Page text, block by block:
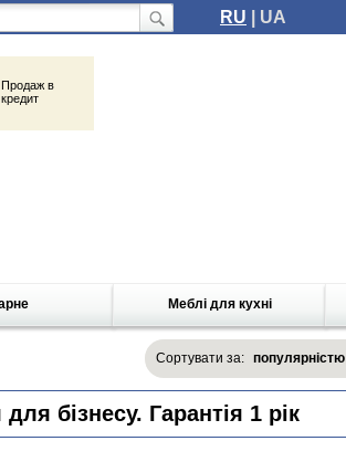
RU | UA
Продаж в
кредит
Меблі для кухні
Сортувати за: популярністю
бізнесу. Гарантія 1 рік